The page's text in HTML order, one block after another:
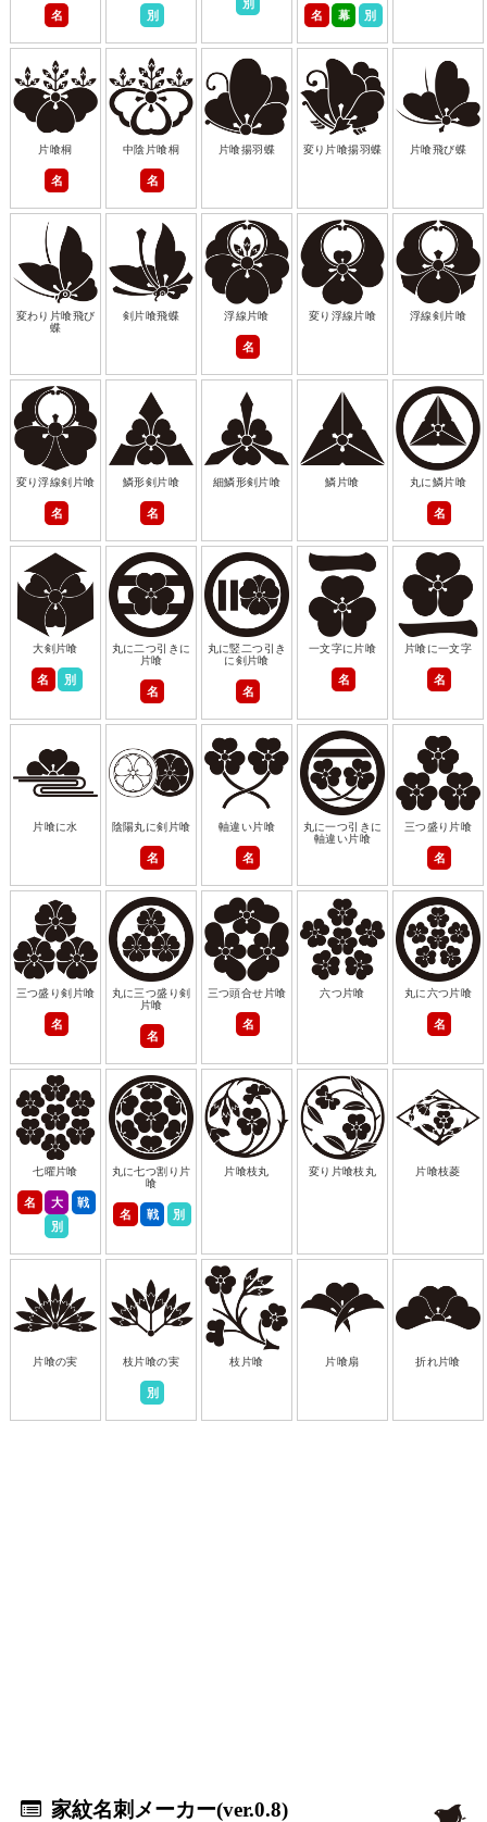
名 別 名 幕 別
片喰桐
名
中陰片喰桐
名
片喰揚羽蝶 変り片喰揚羽蝶 片喰飛び蝶
変わり片喰飛び
蝶
剣片喰飛蝶 浮線片喰
名
変り浮線片喰 浮線剣片喰
変り浮線剣片喰
名
鱗形剣片喰
名
細鱗形剣片喰 鱗片喰 丸に鱗片喰
名
大剣片喰
名 別
丸に二つ引きに
片喰
名
丸に竪二つ引き
に剣片喰
名
一文字に片喰
名
片喰に一文字
名
片喰に水 陰陽丸に剣片喰
名
軸違い片喰
名
丸に一つ引きに
軸違い片喰
三つ盛り片喰
名
三つ盛り剣片喰
名
丸に三つ盛り剣
片喰
名
三つ頭合せ片喰
名
六つ片喰 丸に六つ片喰
名
七曜片喰
名 大
戦
別
丸に七つ割り片
喰
名 戦 別
片喰枝丸 変り片喰枝丸 片喰枝菱
片喰の実 枝片喰の実
別
枝片喰 片喰扇 折れ片喰
家紋名刺メーカー(ver.0.8)